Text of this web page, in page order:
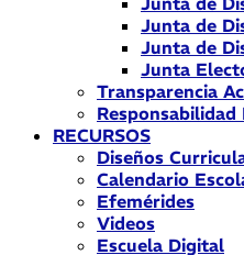
Junta de
Junta de
Junta
Transparencia
Responsabilidad
RECURSOS
Diseños
Calendario
Efemérides
Videos
Escuela Digital